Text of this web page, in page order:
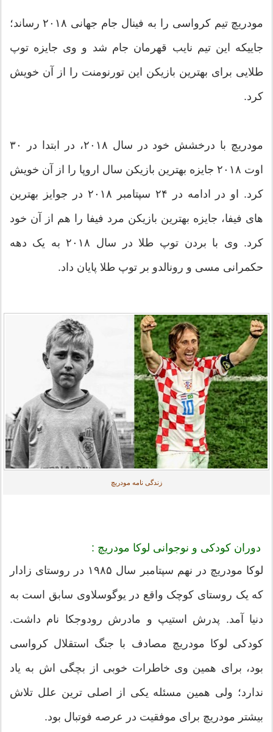
مودریچ تیم کرواسی را به فینال جام جهانی ۲۰۱۸ رساند؛
جاییکه این تیم نایب قهرمان جام شد و وی جایزه توپ
طلایی برای بهترین بازیکن این تورنومنت را از آن خویش
کرد.
مودریچ با درخشش خود در سال ۲۰۱۸، در ابتدا در ۳۰
اوت ۲۰۱۸ جایزه بهترین بازیکن سال اروپا را از آن خویش
کرد. او در ادامه در ۲۴ سپتامبر ۲۰۱۸ در جوایز بهترین
های فیفا، جایزه بهترین بازیکن مرد فیفا را هم از آن خود
کرد. وی با بردن توپ طلا در سال ۲۰۱۸ به یک دهه
حکمرانی مسی و رونالدو بر توپ طلا پایان داد.
زندگی نامه مودریچ
دوران کودکی و نوجوانی لوکا مودریچ :
لوکا مودریچ در نهم سپتامبر سال ۱۹۸۵ در روستای زادار
که یک روستای کوچک واقع در یوگوسلاوی سابق است به
دنیا آمد. پدرش استیپ و مادرش رودوجکا نام داشت.
کودکی لوکا مودریچ مصادف با جنگ استقلال کرواسی
بود، برای همین وی خاطرات خوبی از بچگی اش به یاد
ندارد؛ ولی همین مسئله یکی از اصلی ترین علل تلاش
بیشتر مودریچ برای موفقیت در عرصه فوتبال بود.